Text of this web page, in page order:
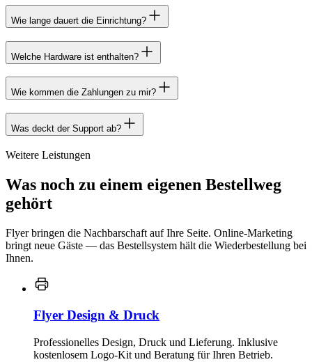
Wie lange dauert die Einrichtung?
Welche Hardware ist enthalten?
Wie kommen die Zahlungen zu mir?
Was deckt der Support ab?
Weitere Leistungen
Was noch zu einem eigenen Bestellweg
gehört
Flyer bringen die Nachbarschaft auf Ihre Seite. Online-Marketing
bringt neue Gäste — das Bestellsystem hält die Wiederbestellung bei
Ihnen.
Flyer Design & Druck
Professionelles Design, Druck und Lieferung. Inklusive
kostenlosem Logo-Kit und Beratung für Ihren Betrieb.